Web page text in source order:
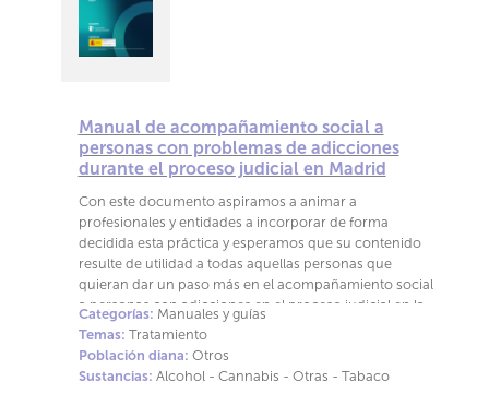
Manual de acompañamiento social a
personas con problemas de adicciones
durante el proceso judicial en Madrid
Con este documento aspiramos a animar a
profesionales y entidades a incorporar de forma
decidida esta práctica y esperamos que su contenido
resulte de utilidad a todas aquellas personas que
quieran dar un paso más en el acompañamiento social
a personas con adicciones en el proceso judicial en la
comunidad de Madrid.
Categorías: Manuales y guías
Temas: Tratamiento
Población diana: Otros
Sustancias: Alcohol - Cannabis - Otras - Tabaco